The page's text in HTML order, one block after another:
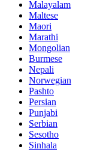
Malayalam
Maltese
Maori
Marathi
Mongolian
Burmese
Nepali
Norwegian
Pashto
Persian
Punjabi
Serbian
Sesotho
Sinhala